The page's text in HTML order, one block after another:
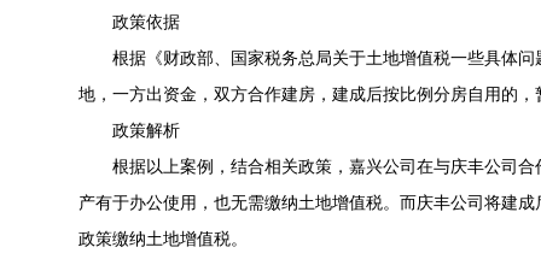
政策依据
根据《财政部、国家税务总局关于土地增值税一些具体问
地，一方出资金，双方合作建房，建成后按比例分房自用的
政策解析
根据以上案例，结合相关政策，嘉兴公司在与庆丰公司合
产有于办公使用，也无需缴纳土地增值税。而庆丰公司将建
政策缴纳土地增值税。